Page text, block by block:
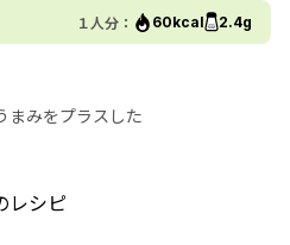
１人分： 60kcal 2.4g
まみをプラスした
レシピ